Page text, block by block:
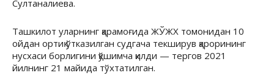
Султаналиева.
Ташкилот уларнинг қарамоғида ЖЎЖХ томонидан 10
ойдан ортиқ ўтказилган судгача текширув қарорининг
нусхаси борлигини қўшимча қилди — тергов 2021
йилнинг 21 майида тўхтатилган.